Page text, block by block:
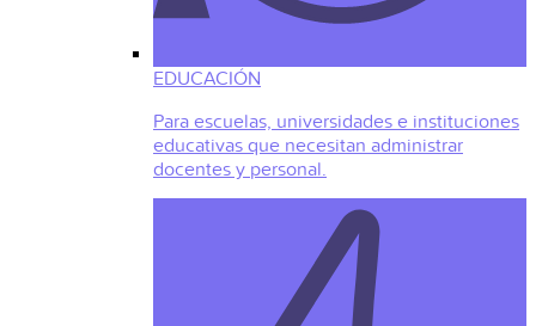
EDUCACIÓN
Para escuelas, universidades e instituciones
educativas que necesitan administrar
docentes y personal.